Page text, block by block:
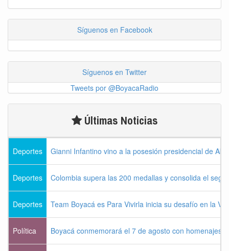
Síguenos en Facebook
Síguenos en Twitter
Tweets por @BoyacaRadio
Últimas Noticias
Deportes Gianni Infantino vino a la posesión presidencial de
Deportes Colombia supera las 200 medallas y consolida el
Deportes Team Boyacá es Para Vivirla inicia su desafío en la
Política Boyacá conmemorará el 7 de agosto con homenajes